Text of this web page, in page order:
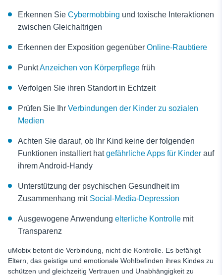
Erkennen Sie Cybermobbing und toxische Interaktionen
zwischen Gleichaltrigen
Erkennen der Exposition gegenüber Online-Raubtiere
PunktAnzeichen von Körperpflege früh
Verfolgen Sie ihren Standort in Echtzeit
Prüfen Sie Ihr Verbindungen der Kinder zu sozialen
Medien
Achten Sie darauf, ob Ihr Kind keine der folgenden
Funktionen installiert hatgefährliche Apps für Kinder auf
ihrem Android-Handy
Unterstützung der psychischen Gesundheit im
Zusammenhang mit Social-Media-Depression
Ausgewogene Anwendung elterliche Kontrolle mit
Transparenz
uMobix betont die Verbindung, nicht die Kontrolle. Es befähigt
Eltern, das geistige und emotionale Wohlbefinden ihres Kindes zu
schützen und gleichzeitig Vertrauen und Unabhängigkeit zu